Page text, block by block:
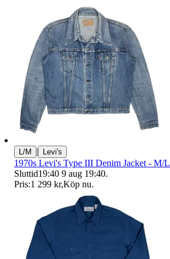
L/M | Levi's
1970s Levi's Type III Denim Jacket - M/L
Sluttid19:40 9 aug 19:40.
Pris:1 299 kr,Köp nu.